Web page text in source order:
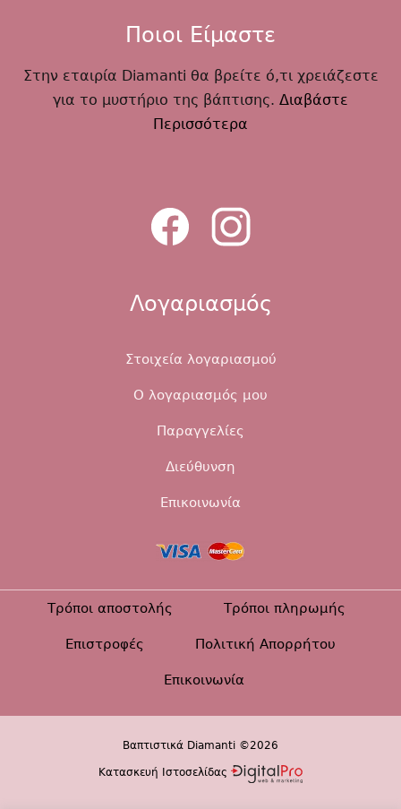
Ποιοι Είμαστε
Στην εταιρία Diamanti θα βρείτε ό,τι χρειάζεστε
για το μυστήριο της βάπτισης. Διαβάστε
Περισσότερα
Λογαριασμός
Στοιχεία λογαριασμού
Ο λογαριασμός μου
Παραγγελίες
Διεύθυνση
Επικοινωνία
Τρόποι αποστολής Τρόποι πληρωμής
Επιστροφές Πολιτική Απορρήτου
Επικοινωνία
Βαπτιστικά Diamanti ©2026
Κατασκευή Ιστοσελίδας